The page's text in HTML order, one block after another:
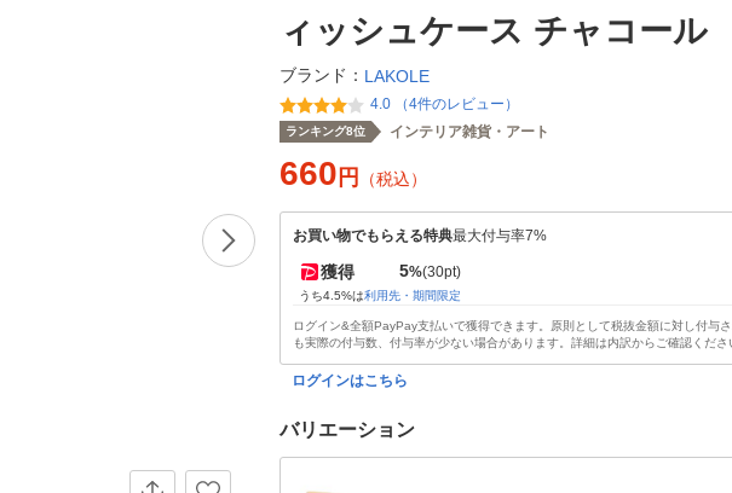
ィッシュケース チャコール
ブランド： LAKOLE
4.0 （4件のレビュー）
ランキング8位 インテリア雑貨・アート
660 円 （税込）
お買い物でもらえる特典最大付与率7%
獲得 5%(30pt)
うち4.5%は利用先・期間限定
ログイン&全額PayPay支払いで獲得できます。原則として税抜金額に対し付与
も実際の付与数、付与率が少ない場合があります。詳細は内訳からご確認くださ
ログインはこちら
バリエーション